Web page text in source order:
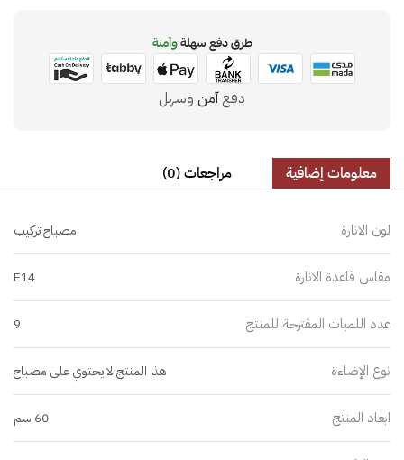
طرق دفع سهلةوآمنة
دفعآمن وسهل
معلومات إضافية مراجعات (0)
لون الانارة مصباح تركيب
مقاس قاعدة الانارة E14
عدد اللمبات المقترحة للمنتج 9
نوع الإضاءة هذا المنتج لا يحتوي على مصباح
ابعاد المنتج 60 سم